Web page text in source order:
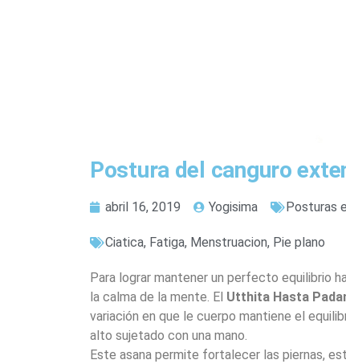
Postura del canguro
abril 16, 2019 Yogisima Posturas
Ciatica, Fatiga, Menstruacion, Pie plano
Para lograr mantener un perfecto equilibrio
la calma de la mente. El Utthita Hasta
variación en que le cuerpo mantiene el
alto sujetado con una mano.
Este asana permite fortalecer las piernas,